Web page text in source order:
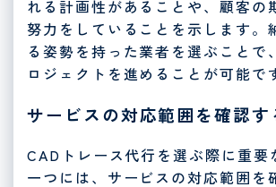
れる計画性があることや、顧客の
努力をしていることを示します。
る姿勢を持った業者を選ぶことで
ロジェクトを進めることが可能で
サービスの対応範囲を確認す
CADトレース代行を選ぶ際に重要
一つには、サービスの対応範囲を